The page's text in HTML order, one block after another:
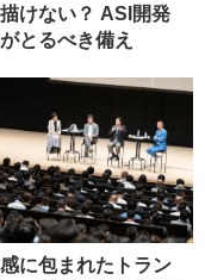
けない？ ASI開発
とるべき備え
感に包まれたトラン